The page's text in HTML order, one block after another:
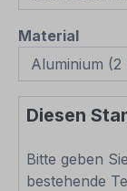
Material
Diesen
Bitte geben
bestehende